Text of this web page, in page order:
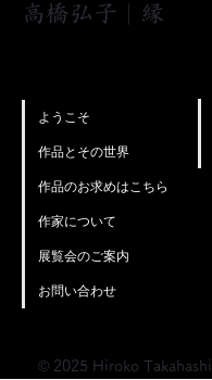
© 2025 Hiroko Takahashi
ようこそ
作品とその世界
作品のお求めはこちら
作家について
展覧会のご案内
お問い合わせ
高橋弘子｜縁